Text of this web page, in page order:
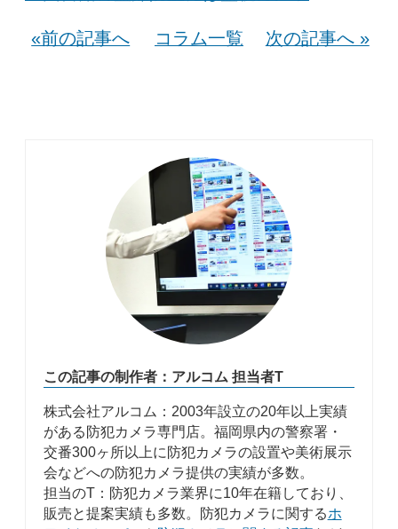
«前の記事へ コラム一覧 次の記事へ »
この記事の制作者：アルコム 担当者T
株式会社アルコム：2003年設立の20年以上実績
がある防犯カメラ専門店。福岡県内の警察署・
交番300ヶ所以上に防犯カメラの設置や美術展示
会などへの防犯カメラ提供の実績が多数。
担当のT：防犯カメラ業界に10年在籍しており、
販売と提案実績も多数。防犯カメラに関するホ